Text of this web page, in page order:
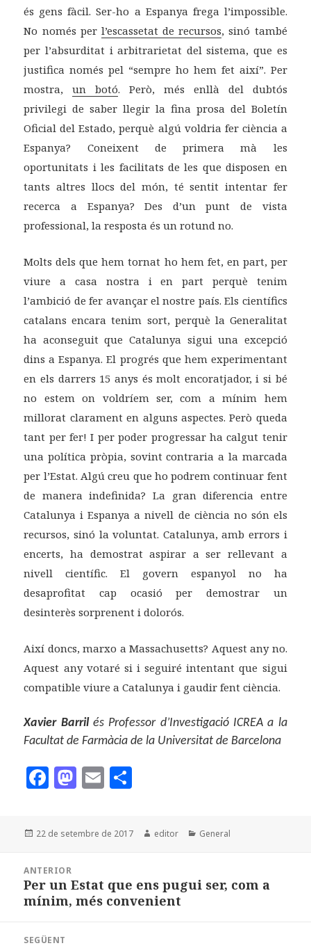
és gens fàcil. Ser-ho a Espanya frega l’impossible.
No només per l’escassetat de recursos, sinó també
per l’absurditat i arbitrarietat del sistema, que es
justifica només pel “sempre ho hem fet així”. Per
mostra,un botó. Però, més enllà del dubtós
privilegi de saber llegir la fina prosa del Boletín
Oficial del Estado, perquè algú voldria fer ciència a
Espanya? Coneixent de primera mà les
oportunitats i les facilitats de les que disposen en
tants altres llocs del món, té sentit intentar fer
recerca a Espanya? Des d’un punt de vista
professional, la resposta és un rotund no.
Molts dels que hem tornat ho hem fet, en part, per
viure a casa nostra i en part perquè tenim
l’ambició de fer avançar el nostre país. Els científics
catalans encara tenim sort, perquè la Generalitat
ha aconseguit que Catalunya sigui una excepció
dins a Espanya. El progrés que hem experimentant
en els darrers 15 anys és molt encoratjador, i si bé
no estem on voldríem ser, com a mínim hem
millorat clarament en alguns aspectes. Però queda
tant per fer! I per poder progressar ha calgut tenir
una política pròpia, sovint contraria a la marcada
per l’Estat. Algú creu que ho podrem continuar fent
de manera indefinida? La gran diferencia entre
Catalunya i Espanya a nivell de ciència no són els
recursos, sinó la voluntat. Catalunya, amb errors i
encerts, ha demostrat aspirar a ser rellevant a
nivell científic. El govern espanyol no ha
desaprofitat cap ocasió per demostrar un
desinterès sorprenent i dolorós.
Així doncs, marxo a Massachusetts? Aquest any no.
Aquest any votaré si i seguiré intentant que sigui
compatible viure a Catalunya i gaudir fent ciència.
Xavier Barrilés Professor d’Investigació ICREA a la
Facultat de Farmàcia de la Universitat de Barcelona
F
c
e
b
o
o
k
M
to
d
n
E
ai
l
m
p
rt
ei
Publicat
22 de setembre de 2017 Autor
editor Categories
General
d'entrades
ANTERIOR
Entrada
anterior:
Per un Estat que ens pugui ser, com a
mínim, més convenient
SEGÜENT